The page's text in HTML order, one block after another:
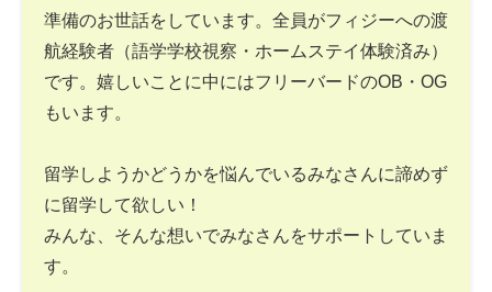
準備のお世話をしています。全員がフィジーへの渡
航経験者（語学学校視察・ホームステイ体験済み）
です。嬉しいことに中にはフリーバードのOB・OG
もいます。
留学しようかどうかを悩んでいるみなさんに諦めず
に留学して欲しい！
みんな、そんな想いでみなさんをサポートしていま
す。